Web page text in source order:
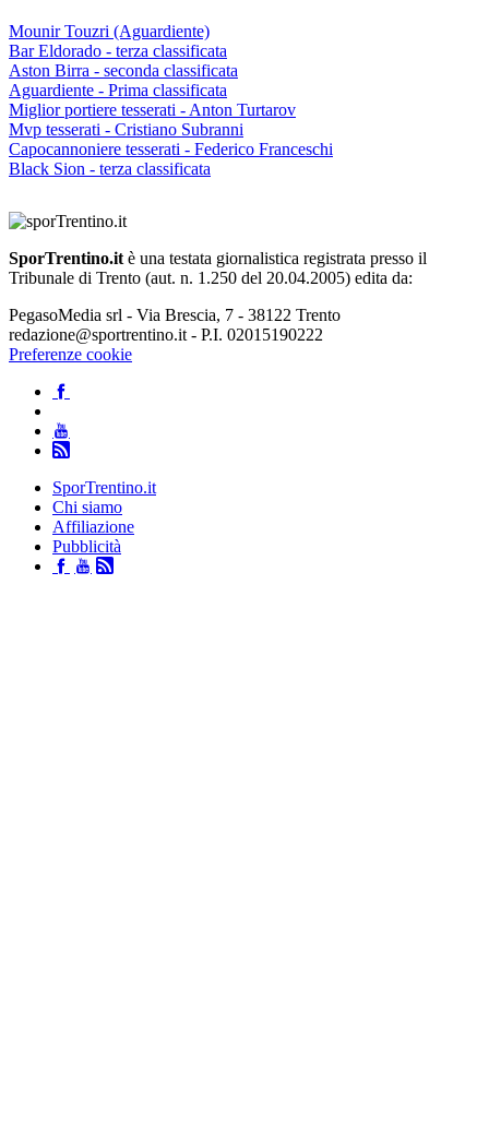
Mounir Touzri (Aguardiente)
Bar Eldorado - terza classificata
Aston Birra - seconda classificata
Aguardiente - Prima classificata
Miglior portiere tesserati - Anton Turtarov
Mvp tesserati - Cristiano Subranni
Capocannoniere tesserati - Federico Franceschi
Black Sion - terza classificata
SporTrentino.it è una testata giornalistica registrata presso il
Tribunale di Trento (aut. n. 1.250 del 20.04.2005) edita da:
PegasoMedia srl - Via Brescia, 7 - 38122 Trento
redazione@sportrentino.it - P.I. 02015190222
Preferenze cookie
SporTrentino.it
Chi siamo
Affiliazione
Pubblicità